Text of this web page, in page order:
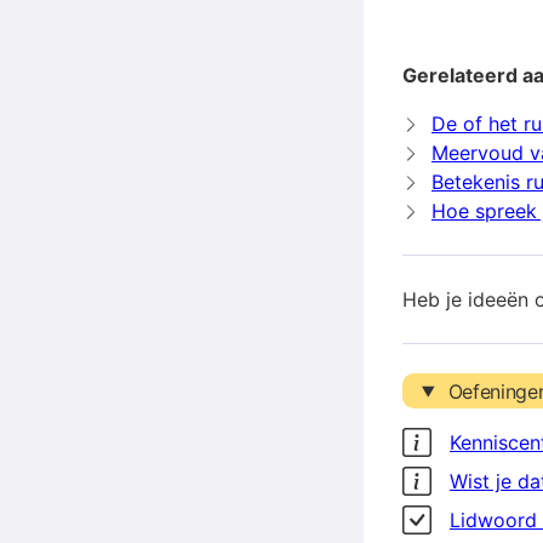
Gerelateerd
De of het
Meervoud
Betekenis
Hoe
Heb je ideeën
Wist je
Lidwoord